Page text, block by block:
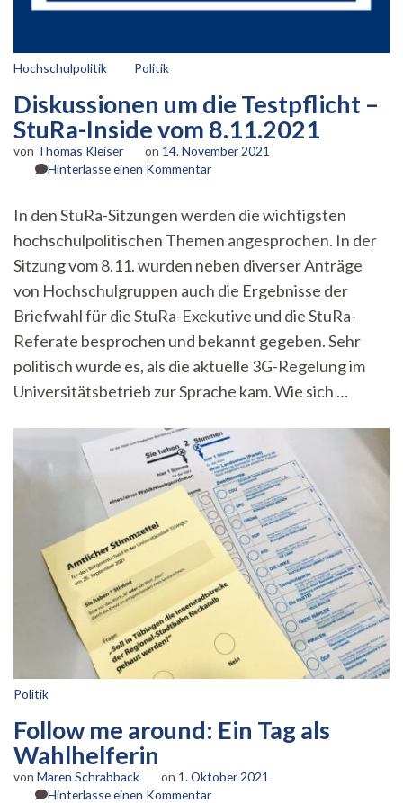
Hochschulpolitik Politik
Diskussionen um die Testpflicht –
StuRa-Inside vom 8.11.2021
von Thomas Kleiser on 14. November 2021
Hinterlasse einen Kommentarzu
die
Testpflicht
–
StuRa-
Inside
vom
In den StuRa-Sitzungen werden die wichtigsten
hochschulpolitischen Themen angesprochen. In der
Sitzung vom 8.11. wurden neben diverser Anträge
von Hochschulgruppen auch die Ergebnisse der
Briefwahl für die StuRa-Exekutive und die StuRa-
Referate besprochen und bekannt gegeben. Sehr
politisch wurde es, als die aktuelle 3G-Regelung im
Universitätsbetrieb zur Sprache kam. Wie sich …
Politik
Follow me around: Ein Tag als
Wahlhelferin
von Maren Schrabback on 1. Oktober 2021
Hinterlasse einen Kommentarzu